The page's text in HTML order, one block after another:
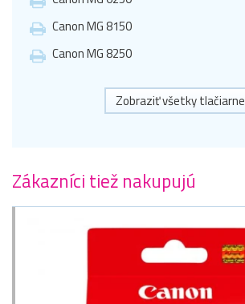
Canon MG 8150
Canon MG 8250
Zobraziť všetky tlačiarne
Zákazníci tiež nakupujú